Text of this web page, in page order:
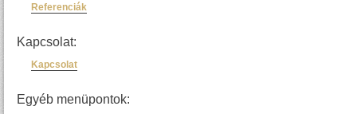
Referenciák
Kapcsolat:
Kapcsolat
Egyéb menüpontok: